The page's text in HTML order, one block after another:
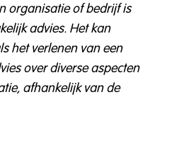
organisatie of bedrijf is
advies. Het kan
het verlenen van een
over diverse aspecten
afhankelijk van de